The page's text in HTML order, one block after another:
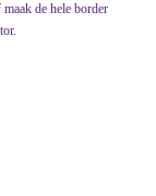
de hele border